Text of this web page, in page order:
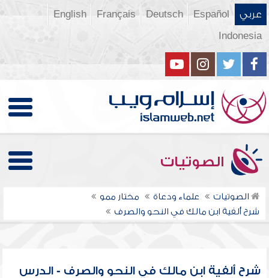
عربي Español
Deutsch
Français
English
Indonesia
الصوتيات
الصوتيات علماء ودعاة
مختار ممو
شرح ألفية ابن مالك في النحو والصرف
شرح ألفية ابن مالك في النحو والصرف - الدرس